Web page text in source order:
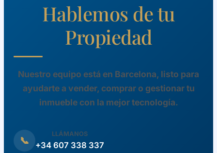
Hablemos de tu
Propiedad
Nuestro equipo está en Barcelona, listo para
ayudarte a vender, comprar o gestionar tu
inmueble con la mejor tecnología.
📞
LLÁMANOS
+34 607 338 337